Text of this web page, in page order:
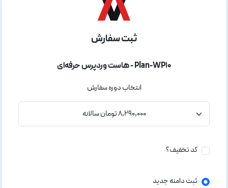
ثبت سفارش
هاست وردپرس حرفه‌ای - Plan-WP10
انتخاب دوره سفارش
کد تخفیف؟
ثبت دامنه جدید